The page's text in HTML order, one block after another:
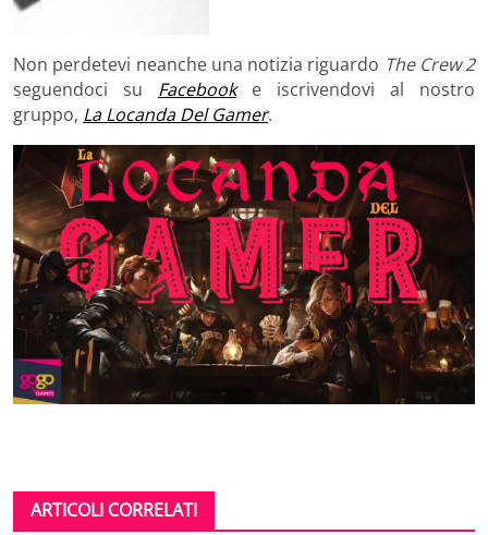
Non perdetevi neanche una notizia riguardo The Crew 2
seguendoci su Facebooke iscrivendovi al nostro
gruppo, La Locanda Del Gamer.
ARTICOLI CORRELATI